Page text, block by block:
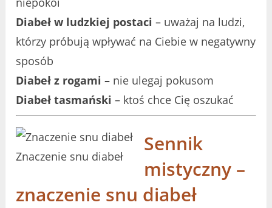
Diabeł w ludzkiej postaci– uważaj na ludzi,
którzy próbują wpływać na Ciebie w negatywny
sposób
Diabeł z rogami – nie ulegaj pokusom
Diabeł tasmański– ktoś chce Cię oszukać
Znaczenie snu diabeł
Sennik
mistyczny –
znaczenie snu diabeł